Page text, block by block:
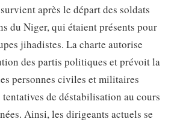
après le départ des soldats
du Niger, qui étaient présents pour
jihadistes. La charte autorise
des partis politiques et prévoit la
personnes civiles et militaires
de déstabilisation au cours
Ainsi, les dirigeants actuels se